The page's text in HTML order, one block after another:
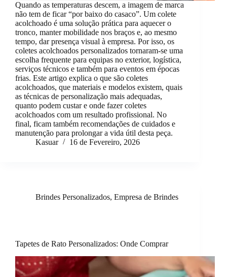
Quando as temperaturas descem, a imagem de marca
não tem de ficar “por baixo do casaco”. Um colete
acolchoado é uma solução prática para aquecer o
tronco, manter mobilidade nos braços e, ao mesmo
tempo, dar presença visual à empresa. Por isso, os
coletes acolchoados personalizados tornaram-se uma
escolha frequente para equipas no exterior, logística,
serviços técnicos e também para eventos em épocas
frias. Este artigo explica o que são coletes
acolchoados, que materiais e modelos existem, quais
as técnicas de personalização mais adequadas,
quanto podem custar e onde fazer coletes
acolchoados com um resultado profissional. No
final, ficam também recomendações de cuidados e
manutenção para prolongar a vida útil desta peça.
Kasuar
16 de Fevereiro, 2026
Brindes Personalizados, Empresa de Brindes
Tapetes de Rato Personalizados: Onde Comprar